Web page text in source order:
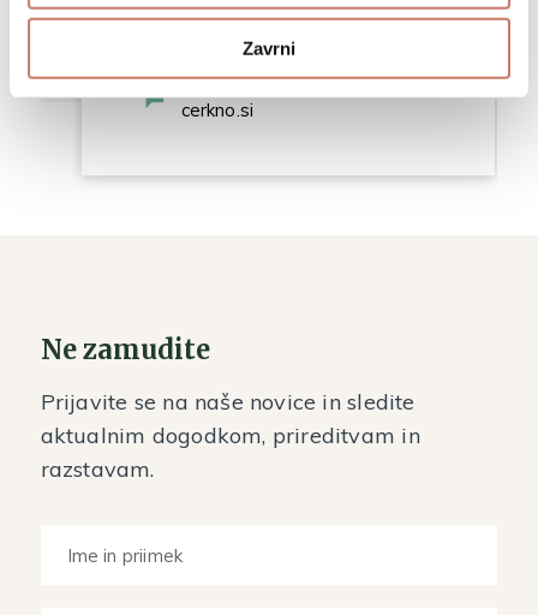
Zavrni
+386 (0)5 37 266 00
tajnistvo@muzej-idrija-
cerkno.si
Ne zamudite
Prijavite se na naše novice in sledite
aktualnim dogodkom, prireditvam in
razstavam.